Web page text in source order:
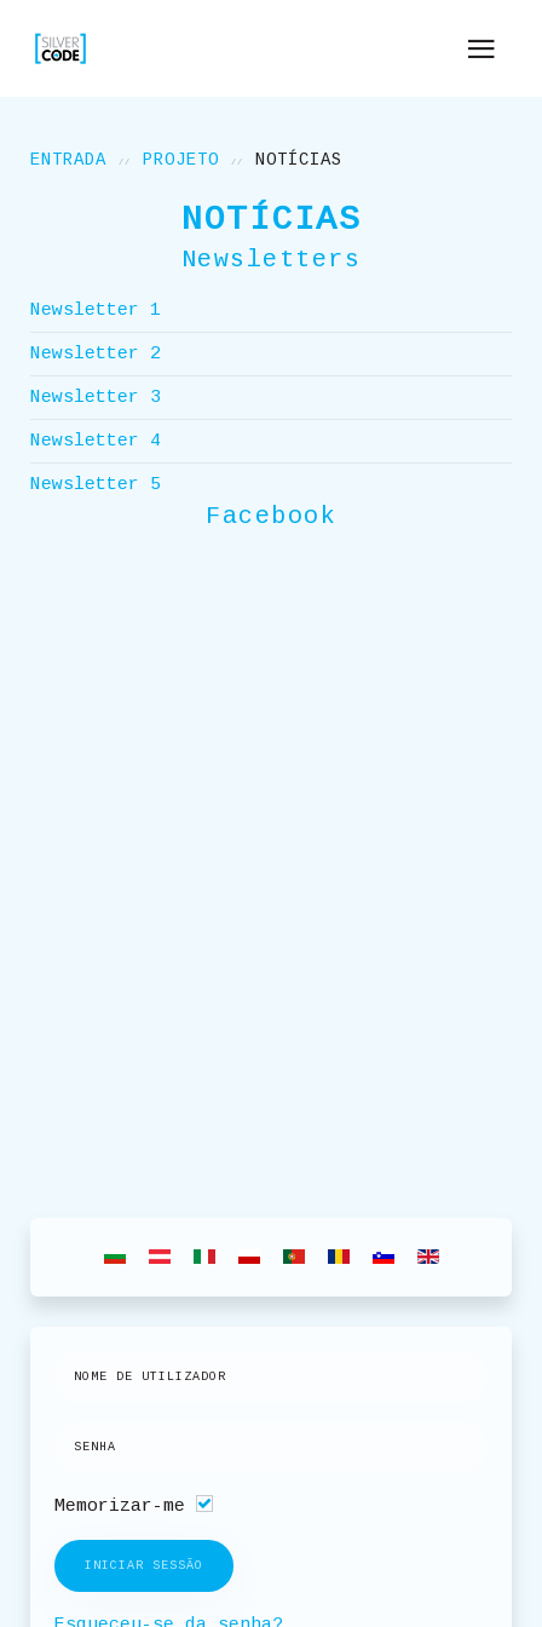
ENTRADA PROJETO NOTÍCIAS
NOTÍCIAS
Newsletters
Newsletter 1
Newsletter 2
Newsletter 3
Newsletter 4
Newsletter 5
Facebook
Memorizar-me
INICIAR SESSÃO